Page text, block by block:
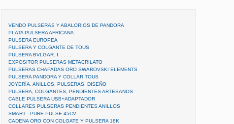
VENDO PULSERAS Y ABALORIOS DE PANDORA
PLATA PULSERA AFRICANA
PULSERA EUROPEA
PULSERA Y COLGANTE DE TOUS
PULSERA BVLGAR. I. . . . .
EXPOSITOR PULSERAS METACRILATO
PULSERAS CHAPADAS ORO SWAROVSKI ELEMENTS
PULSERA PANDORA Y COLLAR TOUS
JOYERÍA, ANILLOS, PULSERAS, DISEÑO
PULSERA, COLGANTES, PENDIENTES ARTESANOS
CABLE PULSERA USB+ADAPTADOR
COLLARES PULSERAS PENDIENTES ANILLOS
SMART - PURE PULSE 45CV
CADENA ORO CON COLGATE Y PULSERA 18K